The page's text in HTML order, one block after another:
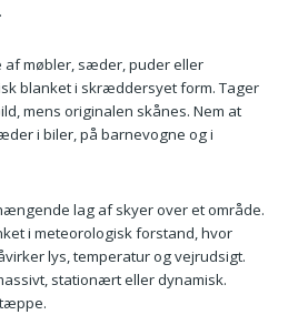
af møbler, sæder, puder eller
blanket i skræddersyet form. Tager
mens originalen skånes. Nem at
i biler, på barnevogne og i
lag af skyer over et område.
i meteorologisk forstand, hvor
lys, temperatur og vejrudsigt.
stationært eller dynamisk.